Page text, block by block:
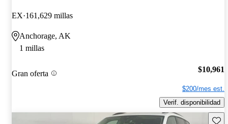
EX 161,629 millas
Anchorage, AK
1 millas
Gran oferta $10,961
$200/mes est.
Verif. disponibilidad